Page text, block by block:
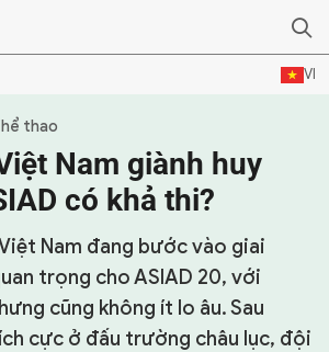
VI
THAO
thao
Nam giành huy
có khả thi?
Nam đang bước vào giai
trọng cho ASIAD 20, với
cũng không ít lo âu. Sau
cực ở đấu trường châu lục, đội